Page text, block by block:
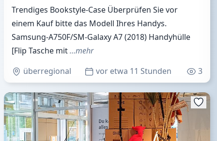
Trendiges Bookstyle-Case Überprüfen Sie vor
einem Kauf bitte das Modell Ihres Handys.
Samsung-A750F/SM-Galaxy A7 (2018) Handyhülle
[Flip Tasche mit…mehr
überregional
vor etwa 11 Stunden 3